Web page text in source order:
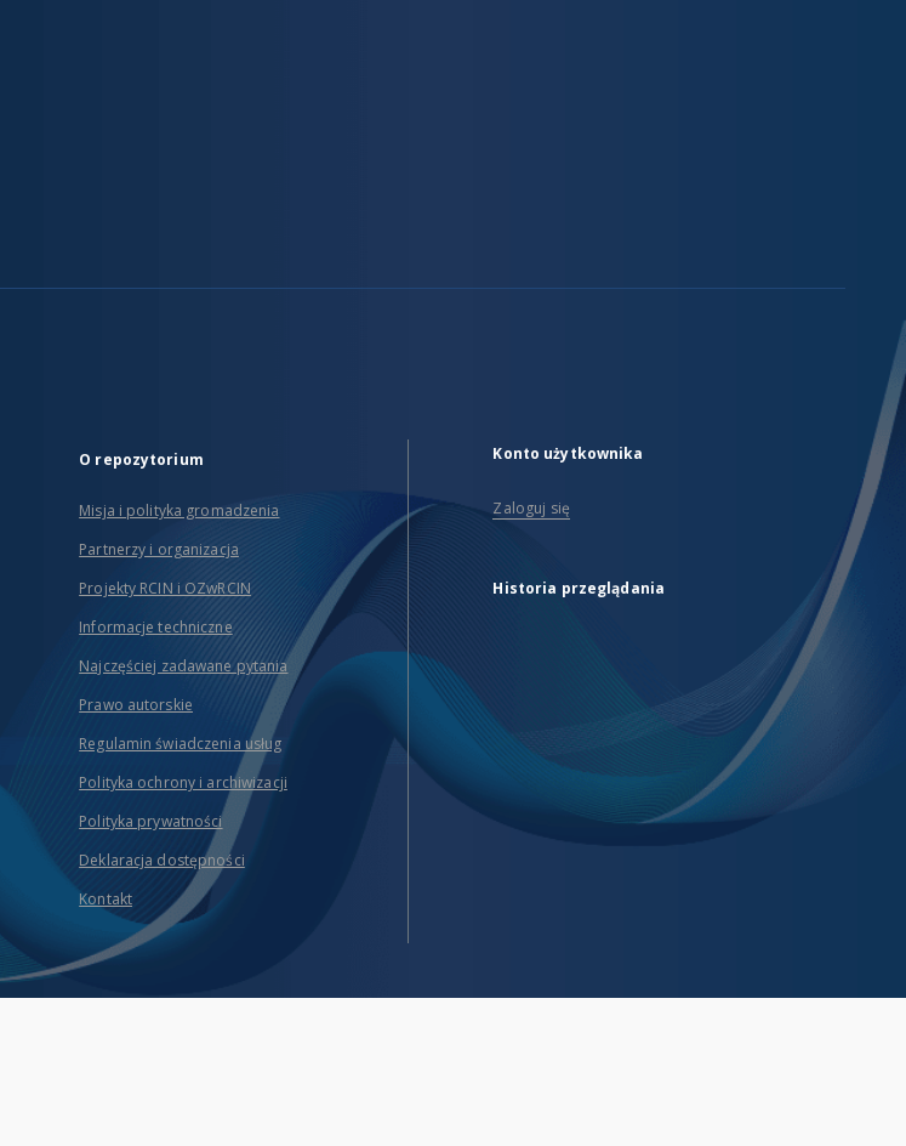
O repozytorium
Misja i polityka gromadzenia
Partnerzy i organizacja
Projekty RCIN i OZwRCIN
Informacje techniczne
Najczęściej zadawane pytania
Prawo autorskie
Regulamin świadczenia usług
Polityka ochrony i archiwizacji
Polityka prywatności
Deklaracja dostępności
Kontakt
Konto użytkownika
Zaloguj się
Historia przeglądania